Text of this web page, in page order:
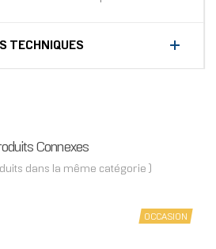
TECHNIQUES
Connexes
dans la même catégorie )
OCCASION